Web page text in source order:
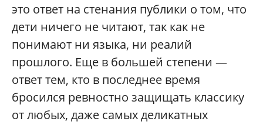
это ответ на стенания публики о том, что
дети ничего не читают, так как не
понимают ни языка, ни реалий
прошлого. Еще в большей степени —
ответ тем, кто в последнее время
бросился ревностно защищать классику
от любых, даже самых деликатных